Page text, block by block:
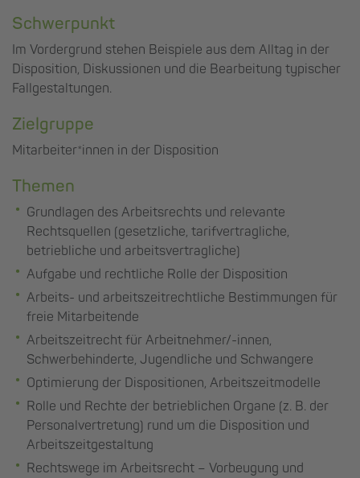
Schwerpunkt
Im Vordergrund stehen Beispiele aus dem Alltag in der
Disposition, Diskussionen und die Bearbeitung typischer
Fallgestaltungen.
Zielgruppe
Mitarbeiter*innen in der Disposition
Themen
Grundlagen des Arbeitsrechts und relevante
Rechtsquellen (gesetzliche, tarifvertragliche,
betriebliche und arbeitsvertragliche)
Aufgabe und rechtliche Rolle der Disposition
Arbeits- und arbeitszeitrechtliche Bestimmungen für
freie Mitarbeitende
Arbeitszeitrecht für Arbeitnehmer/-innen,
Schwerbehinderte, Jugendliche und Schwangere
Optimierung der Dispositionen, Arbeitszeitmodelle
Rolle und Rechte der betrieblichen Organe (z. B. der
Personalvertretung) rund um die Disposition und
Arbeitszeitgestaltung
Rechtswege im Arbeitsrecht – Vorbeugung und